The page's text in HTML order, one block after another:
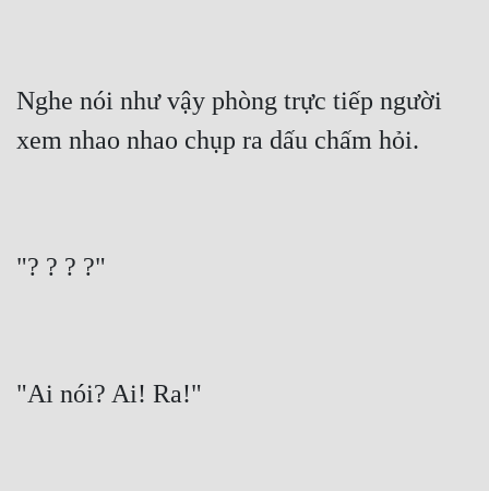
Đẹp Hiệp
Tính Cách Nhân Vật :
Vô Sỉ
Nghe nói như vậy phòng trực tiếp người
xem nhao nhao chụp ra dấu chấm hỏi.
"? ? ? ?"
"Ai nói? Ai! Ra!"